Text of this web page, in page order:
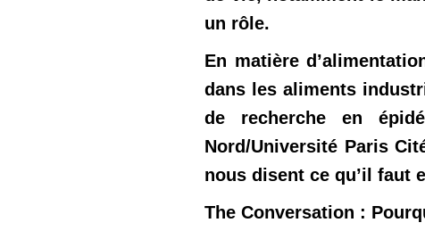
un rôle.
En matière
dans les aliments
de recherche en
Nord/Université Paris
nous disent ce qu’il faut
The Conversation :